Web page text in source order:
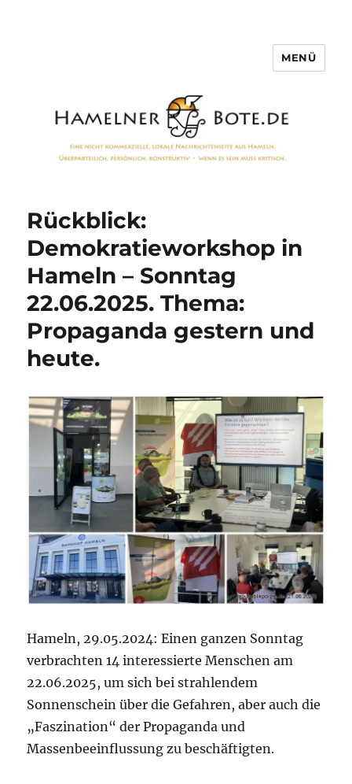
MENÜ
Rückblick:
Demokratieworkshop in
Hameln – Sonntag
22.06.2025. Thema:
Propaganda gestern und
heute.
Hameln, 29.05.2024: Einen ganzen Sonntag
verbrachten 14 interessierte Menschen am
22.06.2025, um sich bei strahlendem
Sonnenschein über die Gefahren, aber auch die
„Faszination“ der Propaganda und
Massenbeeinflussung zu beschäftigten.